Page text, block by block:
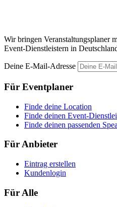
Wir bringen Veranstaltungsplaner
Event-Dienstleistern in
Deine E-Mail-Adresse
Für Eventplaner
Finde deine Location
Finde deinen Event-
Finde deinen passenden
Für Anbieter
Eintrag erstellen
Kundenlogin
Für Alle